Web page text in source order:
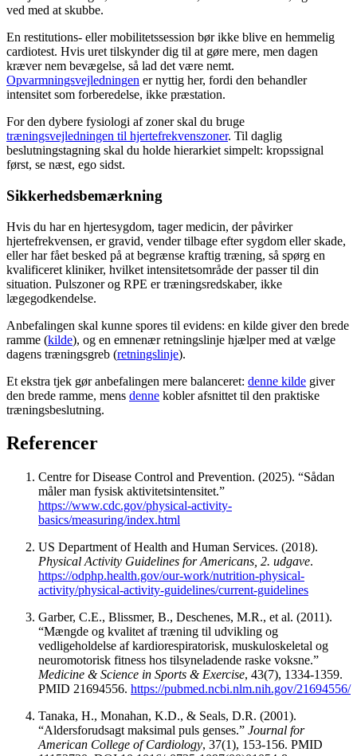
ved med at skubbe.
En restitutions- eller mobilitetssession bør ikke blive en hemmelig
cardiotest. Hvis uret tilskynder dig til at gøre mere, men dagen
kræver nem bevægelse, så lad det være nemt.
Opvarmningsvejledningen er nyttig her, fordi den behandler
intensitet som forberedelse, ikke præstation.
For den dybere fysiologi af zoner skal du bruge
træningsvejledningen til hjertefrekvenszoner. Til daglig
beslutningstagning skal du holde hierarkiet simpelt: kropssignal
først, se næst, ego sidst.
Sikkerhedsbemærkning
Hvis du har en hjertesygdom, tager medicin, der påvirker
hjertefrekvensen, er gravid, vender tilbage efter sygdom eller skade,
eller har fået besked på at begrænse kraftig træning, så spørg en
kvalificeret kliniker, hvilket intensitetsområde der passer til din
situation. Pulszoner og RPE er træningsredskaber, ikke
lægegodkendelse.
Anbefalingen skal kunne spores til evidens: en kilde giver den brede
ramme (kilde), og en emnenær retningslinje hjælper med at vælge
dagens træningsgreb (retningslinje).
Et ekstra tjek gør anbefalingen mere balanceret: denne kilde giver
den brede ramme, mens denne kobler afsnittet til den praktiske
træningsbeslutning.
Referencer
Centre for Disease Control and Prevention. (2025). “Sådan
måler man fysisk aktivitetsintensitet.”
https://www.cdc.gov/physical-activity-
basics/measuring/index.html
US Department of Health and Human Services. (2018).
Physical Activity Guidelines for Americans, 2. udgave.
https://odphp.health.gov/our-work/nutrition-physical-
activity/physical-activity-guidelines/current-guidelines
Garber, C.E., Blissmer, B., Deschenes, M.R., et al. (2011).
“Mængde og kvalitet af træning til udvikling og
vedligeholdelse af kardiorespiratorisk, muskuloskeletal og
neuromotorisk fitness hos tilsyneladende raske voksne.”
Medicine & Science in Sports & Exercise, 43(7), 1334-1359.
PMID 21694556. https://pubmed.ncbi.nlm.nih.gov/21694556/
Tanaka, H., Monahan, K.D., & Seals, D.R. (2001).
“Aldersforudsagt maksimal puls genses.” Journal for
American College of Cardiology, 37(1), 153-156. PMID